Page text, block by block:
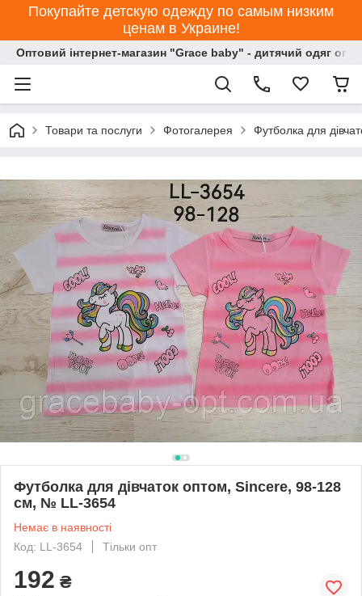
Покупайте детскую одежду по самым низким
ценам в Украине!
Оптовий інтернет-магазин "Grace baby" - дитячий одяг
Товари та послуги Фотогалерея Футболка для
Футболка для дівчаток оптом, Sincere, 98-128
см, № LL-3654
Немає в наявності
Код: LL-3654
Тільки опт
192 ₴